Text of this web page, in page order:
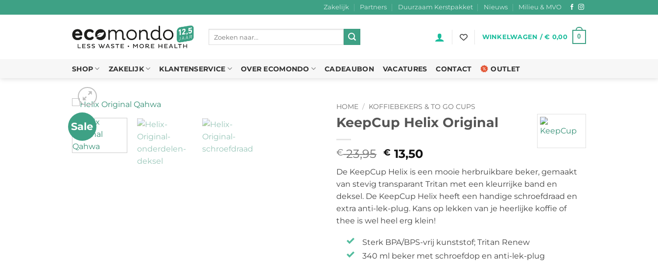
Zakelijk Partners Duurzaam Kerstpakket Nieuws Milieu & MVO
Zoeken
WINKELWAGEN /€ 0,00 0
SHOP ZAKELIJK KLANTENSERVICE OVER ECOMONDO CADEAUBON VACATURES CONTACT OUTLET
Sale
HOME / KOFFIEBEKERS & TO GO CUPS
KeepCup Helix Original
€23,95 Oorspronkelijke
prijs
was:
€ 23,95.
€ 13,50
is:
€ 13,50.
De KeepCup Helix is een mooie herbruikbare beker, gemaakt
van stevig transparant Tritan met een kleurrijke band en
deksel. De KeepCup Helix heeft een handige schroefdraad en
extra anti-lek-plug. Kans op lekken van je heerlijke koffie of
thee is wel heel erg klein!
Sterk BPA/BPS-vrij kunststof; Tritan Renew
340 ml beker met schroefdop en anti-lek-plug